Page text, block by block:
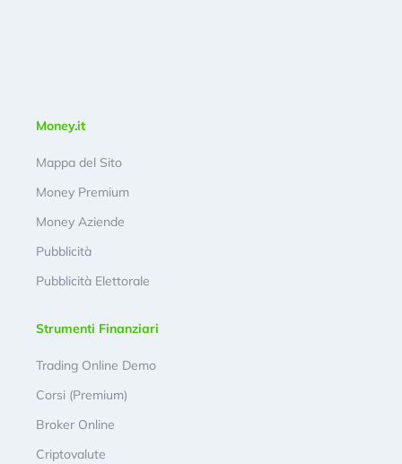
Money.it
Mappa del Sito
Money Premium
Money Aziende
Pubblicità
Pubblicità Elettorale
Strumenti Finanziari
Trading Online Demo
Corsi (Premium)
Broker Online
Criptovalute